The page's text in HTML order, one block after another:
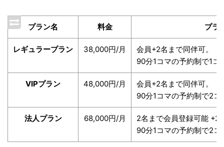
プラン名 料金 プラ
レギュラープラン 38,000円/月
会員+2名まで同伴可。
90分1コマの予約制で1
VIPプラン 48,000円/月
会員+2名まで同伴可。
90分1コマの予約制で2
法人プラン 68,000円/月
2名まで会員登録可能 +2
90分1コマの予約制で2